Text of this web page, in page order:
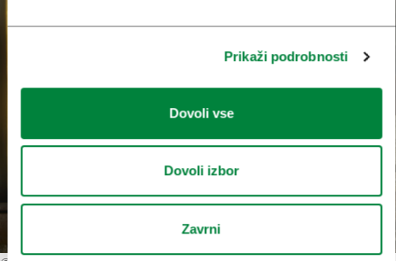
Prikaži podrobnosti
Dovoli vse
Dovoli izbor
Zavrni